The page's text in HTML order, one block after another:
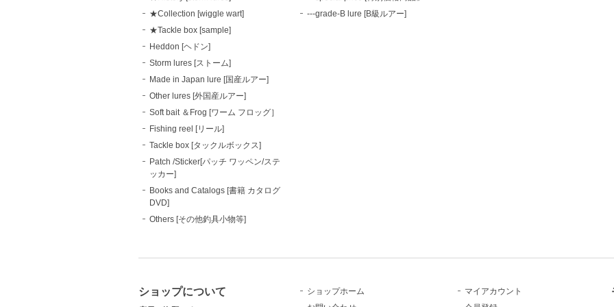
★Collection [wiggle wart]
★Tackle box [sample]
Heddon [ヘドン]
Storm lures [ストーム]
Made in Japan lure [国産ルアー]
Other lures [外国産ルアー]
Soft bait ＆Frog [ワーム フロッグ］
Fishing reel [リール]
Tackle box [タックルボックス]
Patch /Sticker[パッチ ワッペン/ステ
ッカー]
Books and Catalogs [書籍 カタログ
DVD]
Others [その他釣具小物等]
---grade-B lure [B級ルアー]
ショップについて
ショップホーム
マイアカウント